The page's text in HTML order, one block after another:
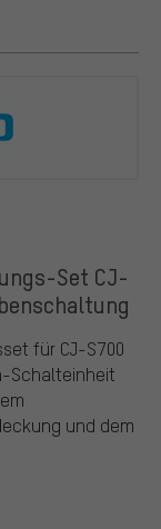
Set CJ-
für CJ-S700
Schalteinheit
und dem
Shimano